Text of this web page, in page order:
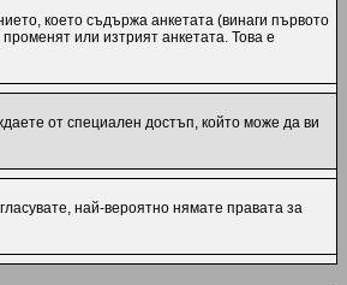
което съдържа анкетата (винаги първото
или изтрият анкетата. Това е
от специален достъп, който може да ви
най-вероятно нямате правата за